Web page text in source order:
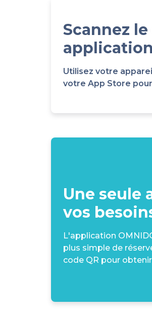
Scannez
application
Utilisez votre
votre App Store
Une seule
vos
L'application
plus simple de
code QR pour